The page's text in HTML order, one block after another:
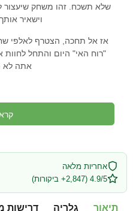
שלא תשכח. זהו משחק שיעצור
וישאיר
אז אל תחכה, הצטרף לאלפי
"רוח האי" היום והתחל לחוות
אתה לא
אחריות מלאה
4.9/5 (2,847+ ביקורות)
תיאור גלריה דרישות